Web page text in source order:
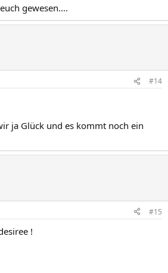
gewesen....
#14
ja Glück und es kommt noch ein
#15
!